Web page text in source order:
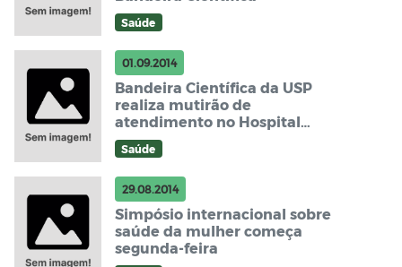
Saúde
01.09.2014
Bandeira Científica da USP
realiza mutirão de
atendimento no Hospital
Regional
Saúde
29.08.2014
Simpósio internacional sobre
saúde da mulher começa
segunda-feira